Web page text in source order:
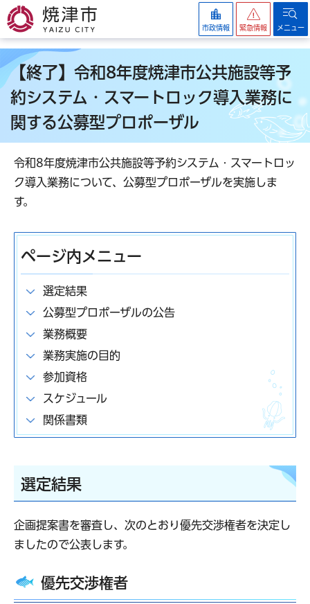
焼津市
市政情報 緊急情報 メニュー
【終了】令和8年度焼津市公共施設等予
約システム・スマートロック導入業務に
関する公募型プロポーザル
令和8年度焼津市公共施設等予約システム・スマートロッ
ク導入業務について、公募型プロポーザルを実施しま
す。
ページ内メニュー
選定結果
公募型プロポーザルの公告
業務概要
業務実施の目的
参加資格
スケジュール
関係書類
選定結果
企画提案書を審査し、次のとおり優先交渉権者を決定し
ましたので公表します。
優先交渉権者